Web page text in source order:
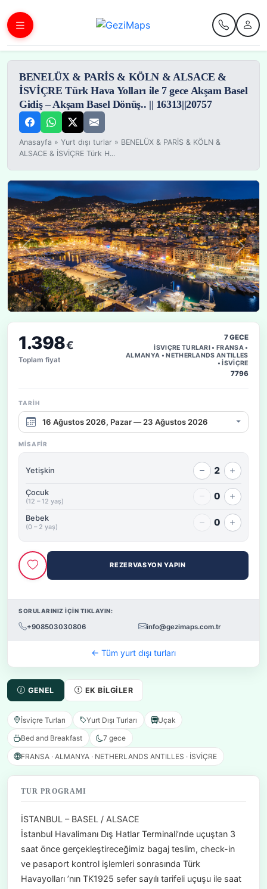
BENELÜX & PARİS & KÖLN & ALSACE &
İSVİÇRE Türk Hava Yolları ile 7 gece Akşam Basel
Gidiş – Akşam Basel Dönüş.. || 16313||20757
Anasayfa »Yurt dışı turlar » BENELÜX & PARİS & KÖLN &
ALSACE & İSVİÇRE Türk H...
1.398€
Toplam fiyat
7 GECE
İSVIÇRE TURLARI • FRANSA •
ALMANYA • NETHERLANDS ANTILLES
• İSVİÇRE
7796
TARIH
Çıkış tarihi aralığı
MISAFIR
Yetişkin 2
Çocuk
(12 – 12 yaş) 0
Bebek
(0 – 2 yaş) 0
REZERVASYON YAPIN
SORULARINIZ İÇİN TIKLAYIN:
+908503030806 info@gezimaps.com.tr
← Tüm yurt dışı turları
GENEL EK BILGILER
İsviçre Turları Yurt Dışı Turları Uçak
Bed and Breakfast 7 gece
FRANSA · ALMANYA · NETHERLANDS ANTILLES · İSVİÇRE
TUR PROGRAMI
İSTANBUL – BASEL / ALSACE
İstanbul Havalimanı Dış Hatlar Terminali’nde uçuştan 3
saat önce gerçekleştireceğimiz bagaj teslim, check-in
ve pasaport kontrol işlemleri sonrasında Türk
Havayolları ’nın TK1925 sefer sayılı tarifeli uçuşu ile saat